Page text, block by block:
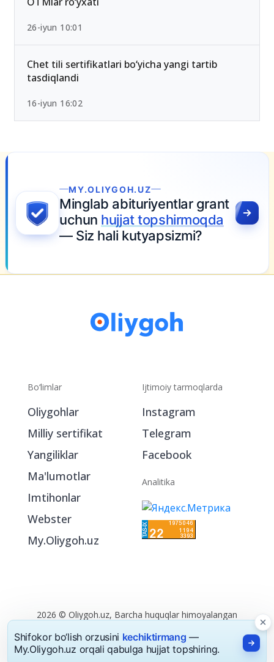
2026-yilda eng past ball bilan kirsa bo‘ladigan
OTMlar ro‘yxati
26-iyun 10:01
Chet tili sertifikatlari bo‘yicha yangi tartib
tasdiqlandi
grant
topshirmoqda
Bo‘limlar
Yangiliklar
Webster
My.Oliygoh.uz
Ijtimoiy tarmoqlarda
Instagram
Telegram
Shifokor bo‘lish orzusini kechiktirmang —
My.Oliygoh.uz orqali qabulga hujjat topshiring.